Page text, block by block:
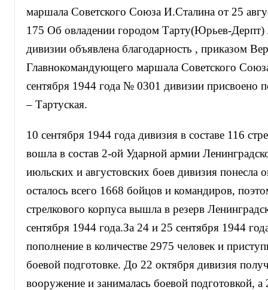
маршала Советского Союза И.Сталина от 25
175 Об овладении городом Тарту(Юрьев-Дерпт)
дивизии объявлена благодарность , приказом
Главнокомандующего маршала Советского
сентября 1944 года № 0301 дивизии присвоено
– Тартуская.
10 сентября 1944 года дивизия в составе 116
вошла в состав 2-ой Ударной армии
июльских и августовских боев дивизия понесла
осталось всего 1668 бойцов и командиров,
стрелкового корпуса вышла в резерв
сентября 1944 года.За 24 и 25 сентября 1944
пополнение в количестве 2975 человек и
боевой подготовке. До 22 октября дивизия
вооружение и занималась боевой подготовкой, а